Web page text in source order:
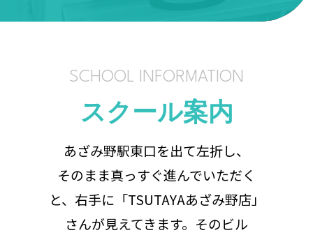
SCHOOL INFORMATION
スクール案内
あざみ野駅東口を出て左折し、
そのまま真っすぐ進んでいただく
と、右手に「TSUTAYAあざみ野店」
さんが見えてきます。そのビル